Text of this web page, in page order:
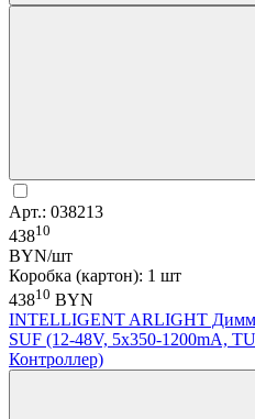
Арт.: 038213
43810
BYN/шт
Коробка (картон): 1 шт
43810 BYN
INTELLIGENT ARLIGHT
SUF (12-48V, 5x350-1200mA,
Контроллер)